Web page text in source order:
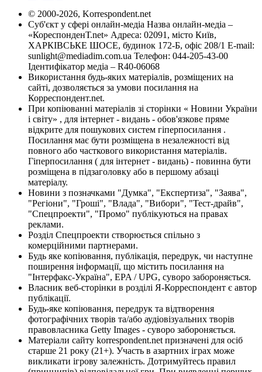
© 2000-2026, Korrespondent.net
Суб'єкт у сфері онлайн-медіа Назва онлайн-медіа –
«КореспонденТ.net» Адреса: 02091, місто Київ,
ХАРКІВСЬКЕ ШОСЕ, будинок 172-Б, офіс 208/1 E-mail:
sunlight@mediadim.com.ua Телефон: 044-205-43-00
Ідентифікатор медіа – R40-06068
Використання будь-яких матеріалів, розміщених на
сайті, дозволяється за умови посилання на
Корреспондент.net.
При копіюванні матеріалів зі сторінки « Новини України
і світу» , для інтернет - видань - обов'язкове пряме
відкрите для пошукових систем гіперпосилання .
Посилання має бути розміщена в незалежності від
повного або часткового використання матеріалів.
Гіперпосилання ( для інтернет - видань) - повинна бути
розміщена в підзаголовку або в першому абзаці
матеріалу.
Новини з позначками "Думка", "Експертиза", "Заява",
"Регіони", "Гроші", "Влада", "Вибори", "Тест-драйв",
"Спецпроекти", "Промо" публікуються на правах
реклами.
Розділ Спецпроекти створюється спільно з
комерційними партнерами.
Будь яке копіювання, публікація, передрук, чи наступне
поширення інформації, що містить посилання на
"Інтерфакс-Україна", EPA / UPG, суворо забороняється.
Власник веб-сторінки в розділі Я-Корреспондент є автор
публікації.
Будь-яке копіювання, передрук та відтворення
фотографічних творів та/або аудіовізуальних творів
правовласника Getty Images - суворо забороняється.
Матеріали сайту korrespondent.net призначені для осіб
старше 21 року (21+). Участь в азартних іграх може
викликати ігрову залежність. Дотримуйтесь правил